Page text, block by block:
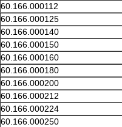
60.166.000112
60.166.000125
60.166.000140
60.166.000150
60.166.000160
60.166.000180
60.166.000200
60.166.000212
60.166.000224
60.166.000250